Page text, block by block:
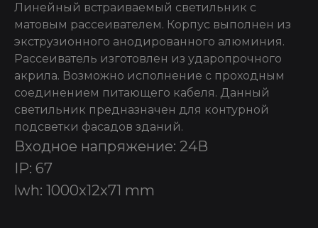
Линейный встраиваемый светильник с
матовым рассеивателем. Корпус выполнен из
экструзионного анодированного алюминия.
Рассеиватель изготовлен из ударопрочного
акрила. Возможно исполнение с проходным
соединением питающего кабеля. Данный
светильник предназначен для контурной
подсветки фасадов зданий.
Входное напряжение: 24В
IP: 67
lwh: 1000x12x71 mm